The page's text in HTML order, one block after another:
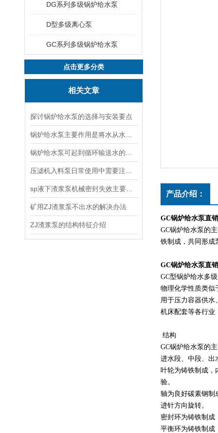
DG系列多级锅炉给水泵
D型多级离心泵
GC系列多级锅炉给水泵
点击更多分类
相关文章
探讨锅炉给水泵的选择与安装要点
矿用ZJ渣浆泵不出水的解决办法
ZJ渣浆泵的结构特征介绍
产品介绍：
GC锅炉给水泵直销
GC锅炉给水泵的
铁制成，共同形成
GC锅炉给水泵直销
GC型锅炉给水多
物理化学性质类似
用于压力容器供水
机床配套等各行业
结构
GC锅炉给水泵的
进水段、中段、出
叶轮为铸铁制成，
验。
轴为良好碳素钢制
进针方向旋转。
密封环为铸铁制成
平衡环为铸铁制成